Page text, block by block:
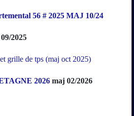
56 # 2025 MAJ 10/24
2025
grille de tps (maj oct 2025)
2026 maj 02/2026